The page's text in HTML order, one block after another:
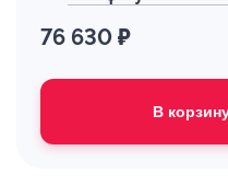
76 630 ₽
В